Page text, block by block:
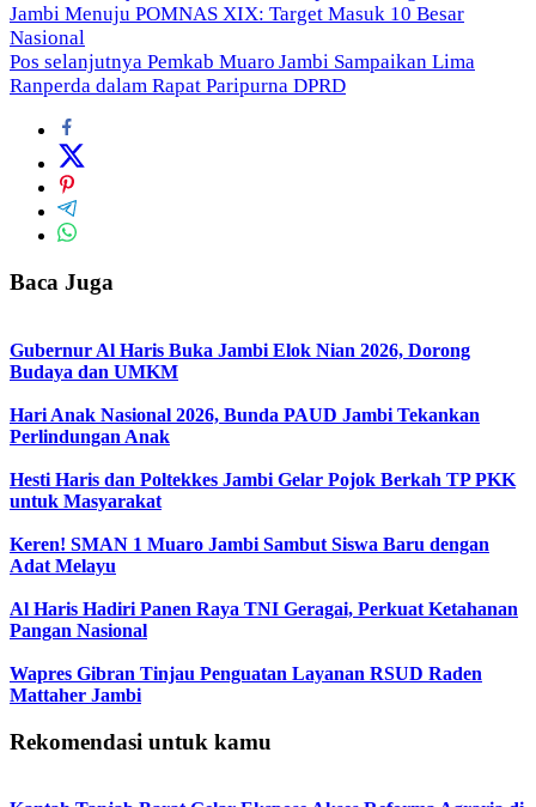
pos
Jambi Menuju POMNAS XIX: Target Masuk 10 Besar
Nasional
Pos selanjutnya Pemkab Muaro Jambi Sampaikan Lima
Ranperda dalam Rapat Paripurna DPRD
Baca Juga
Gubernur Al Haris Buka Jambi Elok Nian 2026, Dorong
Budaya dan UMKM
Hari Anak Nasional 2026, Bunda PAUD Jambi Tekankan
Perlindungan Anak
Hesti Haris dan Poltekkes Jambi Gelar Pojok Berkah TP PKK
untuk Masyarakat
Keren! SMAN 1 Muaro Jambi Sambut Siswa Baru dengan
Adat Melayu
Al Haris Hadiri Panen Raya TNI Geragai, Perkuat Ketahanan
Pangan Nasional
Wapres Gibran Tinjau Penguatan Layanan RSUD Raden
Mattaher Jambi
Rekomendasi untuk kamu